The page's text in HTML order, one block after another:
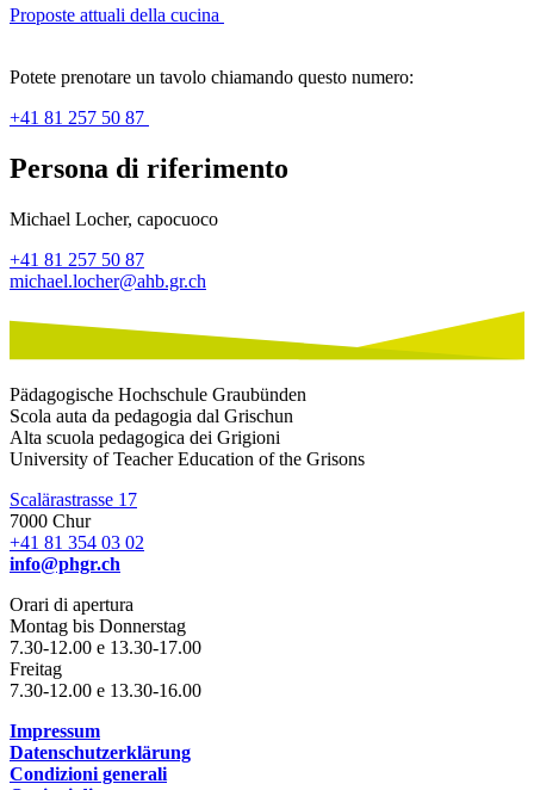
Proposte attuali della cucina
Potete prenotare un tavolo chiamando questo numero:
+41 81 257 50 87
Persona di riferimento
Michael Locher, capocuoco
+41 81 257 50 87
michael.locher@ahb.gr.ch
Pädagogische Hochschule Graubünden
Scola auta da pedagogia dal Grischun
Alta scuola pedagogica dei Grigioni
University of Teacher Education of the Grisons
Scalärastrasse 17
7000 Chur
+41 81 354 03 02
info@phgr.ch
Orari di apertura
Montag bis Donnerstag
7.30-12.00 e 13.30-17.00
Freitag
7.30-12.00 e 13.30-16.00
Impressum
Datenschutzerklärung
Condizioni generali